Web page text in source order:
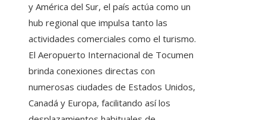
y América del Sur, el país actúa como un
hub regional que impulsa tanto las
actividades comerciales como el turismo.
El Aeropuerto Internacional de Tocumen
brinda conexiones directas con
numerosas ciudades de Estados Unidos,
Canadá y Europa, facilitando así los